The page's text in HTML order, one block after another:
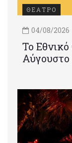
ΘΕΑΤΡΟ
04/08/2026
Το
Αύγουστο